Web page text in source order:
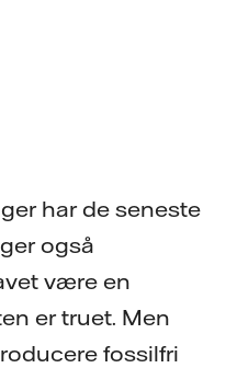
har de seneste
også
være en
er truet. Men
fossilfri